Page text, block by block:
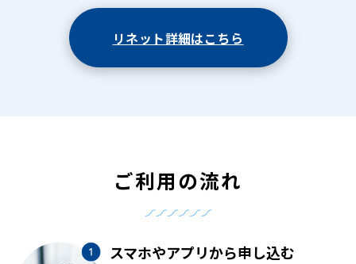
リネット詳細はこちら
ご利用の流れ
スマホやアプリから申し込む